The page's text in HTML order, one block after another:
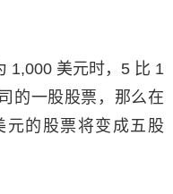
1,000 美元时，5 比 1
的一股股票，那么在
元的股票将变成五股